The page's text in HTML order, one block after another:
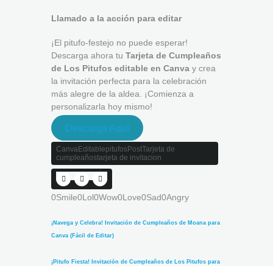
Llamado a la acción para editar
¡El pitufo-festejo no puede esperar!
Descarga ahora tu Tarjeta de Cumpleaños
de Los Pitufos editable en Canva y crea
la invitación perfecta para la celebración
más alegre de la aldea. ¡Comienza a
personalizarla hoy mismo!
Descarga Aquí
CanvaEditablepitufosPostTarjeta de
cumpleañostarjeta de invitacion
0Smile0Lol0Wow0Love0Sad0Angry
¡Navega y Celebra! Invitación de Cumpleaños de Moana para
Canva (Fácil de Editar)
¡Pitufo Fiesta! Invitación de Cumpleaños de Los Pitufos para